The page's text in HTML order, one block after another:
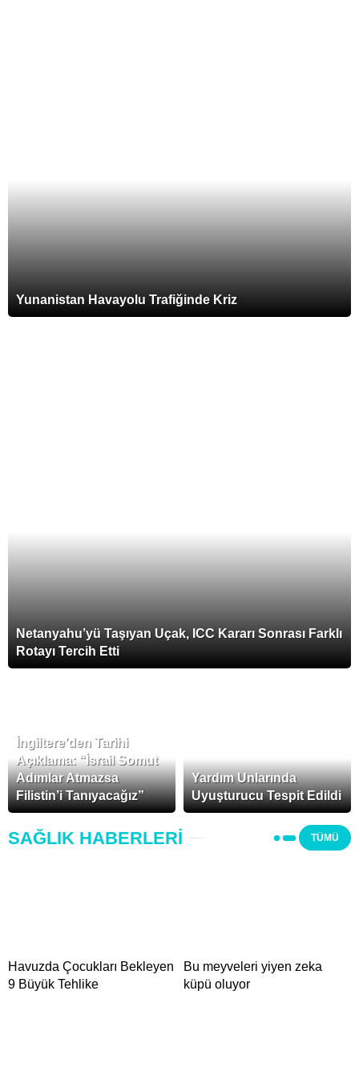
Bodrum’da Göze Bakarak Hastalıkları
Tespit Ediyorlar – İRİDOLOJİ
Yunanistan Havayolu Trafiğinde Kriz
Netanyahu’yü Taşıyan Uçak, ICC Kararı Sonrası Farklı
Rotayı Tercih Etti
İngiltere’den Tarihi
Açıklama: “İsrail Somut
Adımlar Atmazsa
Filistin’i Tanıyacağız”
Yardım Unlarında
Uyuşturucu Tespit Edildi
SAĞLIK HABERLERİ TÜMÜ
Havuzda Çocukları Bekleyen
9 Büyük Tehlike
Bu meyveleri yiyen zeka
küpü oluyor